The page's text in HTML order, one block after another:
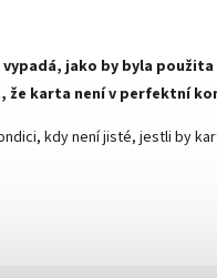
jako by byla
že karta není v perfektní
kdy není jisté, jestli by